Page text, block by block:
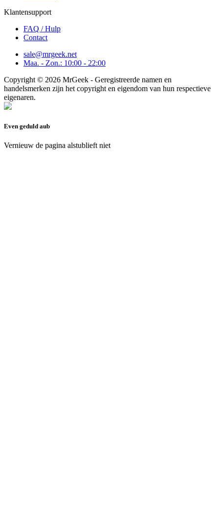
Klantensupport
FAQ / Hulp
Contact
sale@mrgeek.net
Maa. - Zon.: 10:00 - 22:00
Copyright © 2026 MrGeek - Geregistreerde namen en
handelsmerken zijn het copyright en eigendom van hun respectieve
eigenaren.
Even geduld aub
Vernieuw de pagina alstublieft niet